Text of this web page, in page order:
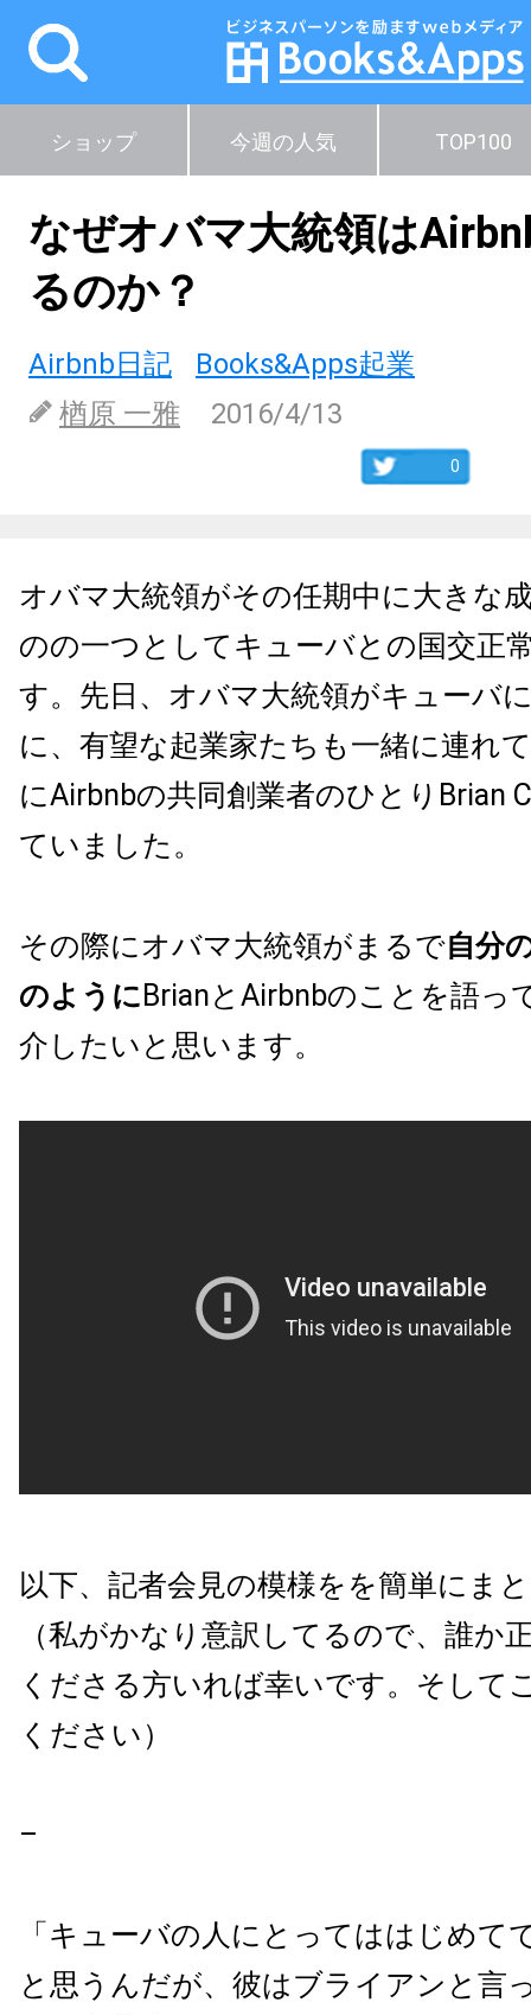
ショップ 今週の人気 TOP100
なぜオバマ大統領は
るのか？
Airbnb日記
Books&Apps起業
楢原 一雅
2016/4/13
0
オバマ大統領がその任期中に大きな
のの一つとしてキューバとの国交正
す。先日、オバマ大統領がキューバ
に、有望な起業家たちも一緒に連れ
にAirbnbの共同創業者のひとりBrian
ていました。
その際にオバマ大統領がまるで自分
のようにBrianとAirbnbのことを語っ
介したいと思います。
以下、記者会見の模様をを簡単にま
（私がかなり意訳してるので、誰か
くださる方いれば幸いです。そして
ください）
–
「キューバの人にとってははじめて
と思うんだが、彼はブライアンと言